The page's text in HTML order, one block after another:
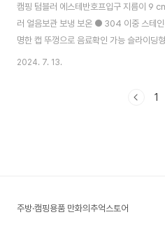
캠핑 텀블러 에스테반호프입구 지름이 9
러 얼음보관 보냉 보온 ● 304 이중 스테
명한 캡 뚜껑으로 음료확인 가능 슬라이딩
을 보호할 수 있는 스테인레스 빨대 & 세척
2024. 7. 13.
1
주방·캠핑용품 만화의추억스토어